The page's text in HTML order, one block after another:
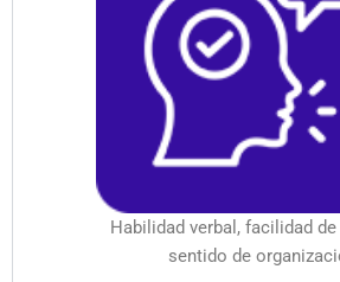
Habilidad verbal, facilidad
sentido de